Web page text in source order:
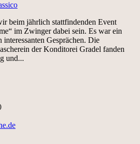
beim jährlich stattfindenden Event
im Zwinger dabei sein. Es war ein
Gesprächen. Die
der Konditorei Gradel fanden
und...